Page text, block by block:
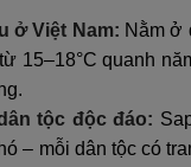
ở Việt Nam: Nằm ở
15–18°C quanh
tộc độc đáo:
– mỗi dân tộc có